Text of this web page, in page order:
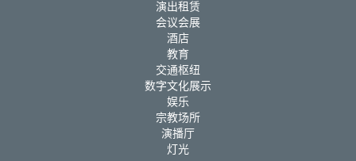
演出租赁
会议会展
酒店
教育
交通枢纽
数字文化展示
娱乐
宗教场所
演播厅
灯光